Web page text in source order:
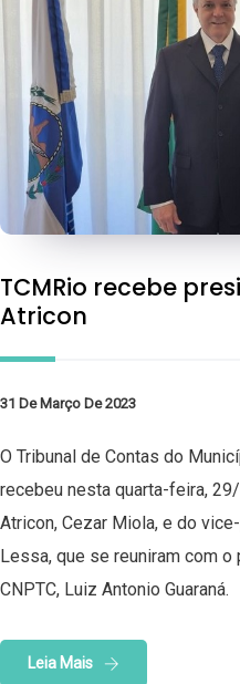
TCMRio recebe
Atricon
31 De Março De 2023
O Tribunal de Contas do
recebeu nesta quarta-feira,
Atricon, Cezar Miola, e do
Lessa, que se reuniram com
CNPTC, Luiz Antonio Guaraná.
Leia Mais